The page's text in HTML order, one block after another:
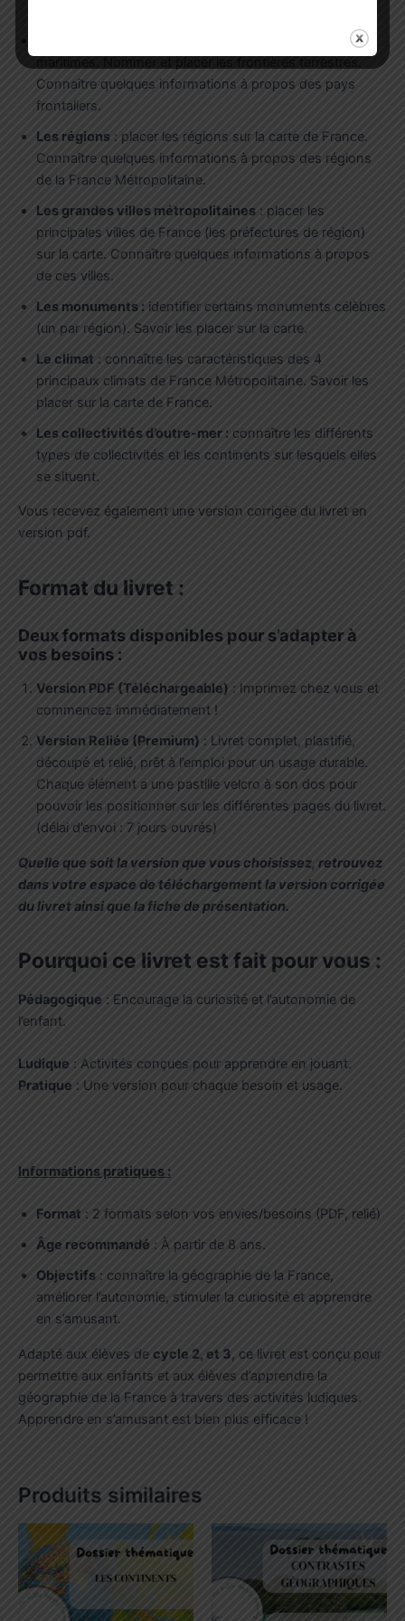
Connaître quelques informations à propos des pays
frontaliers.
Les régions : placer les régions sur la carte de France.
Connaître quelques informations à propos des régions
de la France Métropolitaine.
Les grandes villes métropolitaines : placer les
principales villes de France (les préfectures de région)
sur la carte. Connaître quelques informations à propos
de ces villes.
Les monuments : identifier certains monuments célèbres
(un par région). Savoir les placer sur la carte.
Le climat : connaître les caractéristiques des 4
principaux climats de France Métropolitaine. Savoir les
placer sur la carte de France.
Les collectivités d’outre-mer : connaître les différents
types de collectivités et les continents sur lesquels elles
se situent.
Vous recevez également une version corrigée du livret en
version pdf.
Format du livret :
Deux formats disponibles pour s’adapter à
vos besoins :
Version PDF (Téléchargeable) : Imprimez chez vous et
commencez immédiatement !
Version Reliée (Premium) : Livret complet, plastifié,
découpé et relié, prêt à l’emploi pour un usage durable.
Chaque élément a une pastille velcro à son dos pour
pouvoir les positionner sur les différentes pages du livret.
(délai d’envoi : 7 jours ouvrés)
Quelle que soit la version que vous choisissez, retrouvez
dans votre espace de téléchargement la version corrigée
du livret ainsi que la fiche de présentation.
Pourquoi ce livret est fait pour vous :
Pédagogique : Encourage la curiosité et l’autonomie de
l’enfant.
Ludique : Activités conçues pour apprendre en jouant.
Pratique : Une version pour chaque besoin et usage.
Informations pratiques :
Format : 2 formats selon vos envies/besoins (PDF, relié)
Âge recommandé : À partir de 8 ans.
Objectifs : connaître la géographie de la France,
améliorer l’autonomie, stimuler la curiosité et apprendre
en s’amusant.
Adapté aux élèves de cycle 2, et 3, ce livret est conçu pour
permettre aux enfants et aux élèves d’apprendre la
géographie de la France à travers des activités ludiques.
Apprendre en s’amusant est bien plus efficace !
Produits similaires